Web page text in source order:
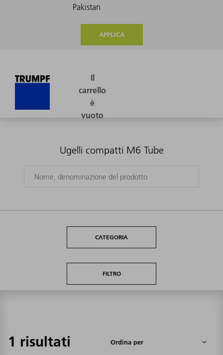
APPLICA
Ugelli compatti M6 Tube
CATEGORIA
FILTRO
1 risultati